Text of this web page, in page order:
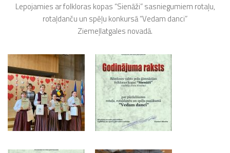
Lepojamies ar folkloras kopas “Sienāži” sasniegumiem rotaļu,
rotaļdanču un spēļu konkursā “Vedam danci”
Ziemeļlatgales novadā.